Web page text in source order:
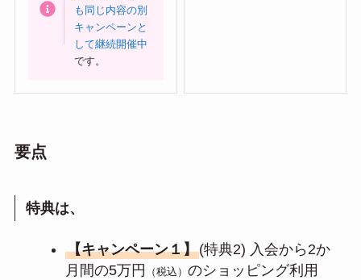
も同じ内容の別
キャンペーンと
して継続開催中
です。
要点
特典は、
【キャンペーン１】(特典2) 入会から2か
月間の5万円
（税込） のショッピング利用